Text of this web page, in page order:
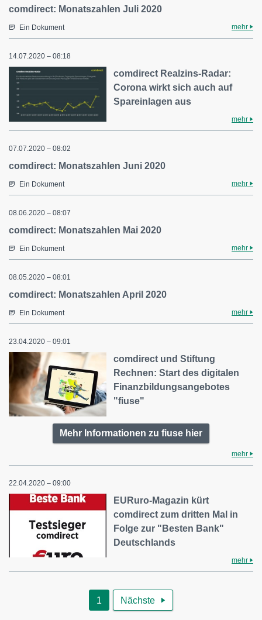
comdirect: Monatszahlen Juli 2020
Ein Dokument mehr
14.07.2020 – 08:18
comdirect Realzins-Radar:
Corona wirkt sich auch auf
Spareinlagen aus
mehr
07.07.2020 – 08:02
comdirect: Monatszahlen Juni 2020
Ein Dokument mehr
08.06.2020 – 08:07
comdirect: Monatszahlen Mai 2020
Ein Dokument mehr
08.05.2020 – 08:01
comdirect: Monatszahlen April 2020
Ein Dokument mehr
23.04.2020 – 09:01
comdirect und Stiftung
Rechnen: Start des digitalen
Finanzbildungsangebotes
"fiuse"
Mehr Informationen zu fiuse hier
mehr
22.04.2020 – 09:00
EURuro-Magazin kürt
comdirect zum dritten Mal in
Folge zur "Besten Bank"
Deutschlands
mehr
1 Nächste 